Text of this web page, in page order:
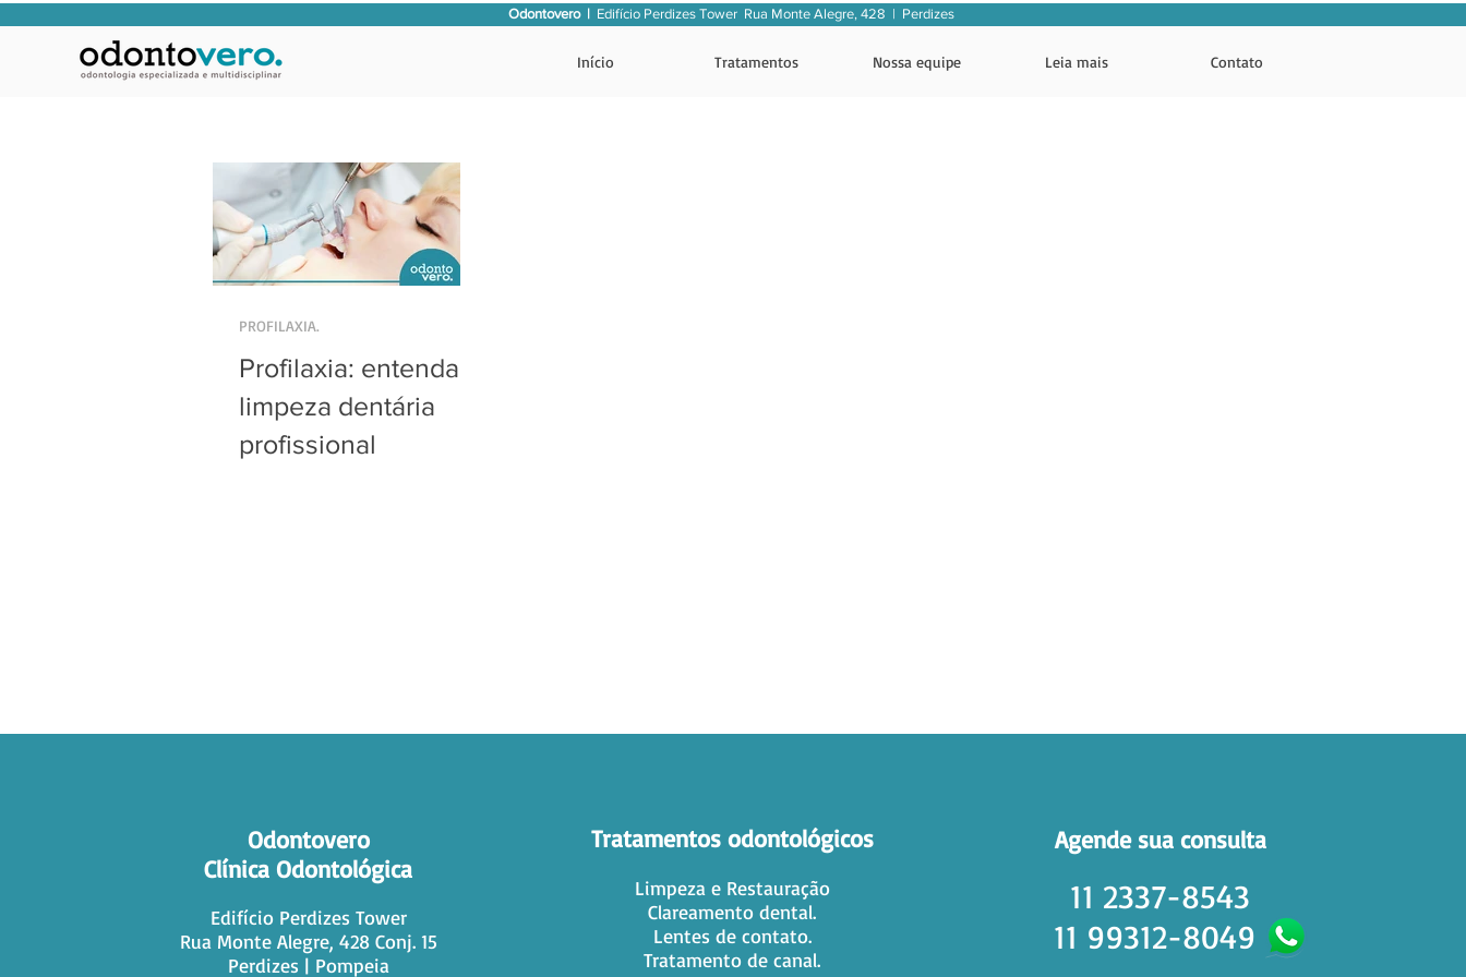
Odontovero | Edifício Perdizes Tower Rua Monte Alegre, 428 | Perdizes
Início Tratamentos Nossa equipe Leia mais Contato
Profilaxia: entenda a
limpeza dentária
profissional
PROFILAXIA.
Odontovero
Clínica Odontológica
Edifício Perdizes Tower
Rua Monte Alegre, 428 Conj. 15
Perdizes | Pompeia
Tratamentos odontológicos
Limpeza e Restauração
Clareamento dental.
Lentes de contato.
Tratamento de canal.
Agende sua consulta
11 2337-8543
11 99312-8049